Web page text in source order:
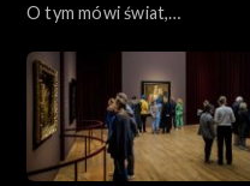
O tym mówi świat,